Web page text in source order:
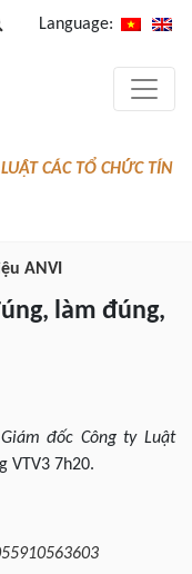
Language:
CÁC TỔ CHỨC TÍN
ANVI
làm đúng,
Giám đốc Công ty Luật
VTV3 7h20.